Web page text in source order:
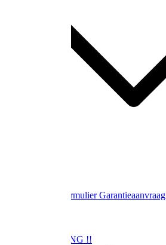
RetourformulierGarantieaanvraag
OPRUIMING !!